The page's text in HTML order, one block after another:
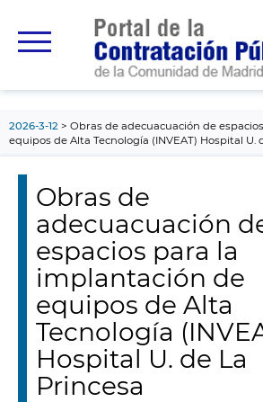
principal
2026-3-12
Obras de adecuacuación de
equipos de Alta Tecnología (INVEAT) Hospital U.
Obras de
adecuacuación
espacios para la
implantación de
equipos de Alta
Tecnología
Hospital U. de La
Princesa